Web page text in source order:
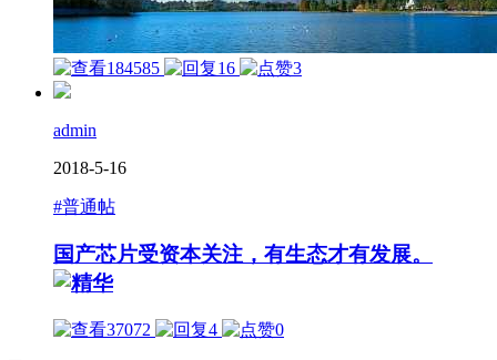
184585 16 3
admin
2018-5-16
#普通帖
国产芯片受资本关注，有生态才有发展。
37072 4 0